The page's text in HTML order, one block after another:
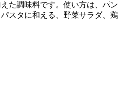
た調味料です。使い方は、パン
スタに和える、野菜サラダ、鶏